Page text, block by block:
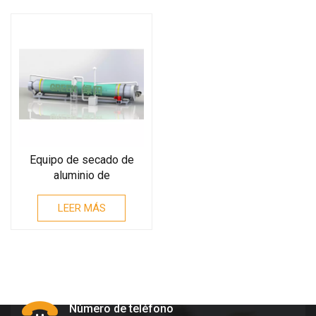
Equipo de secado de
aluminio de
metales
LEER MÁS
Número de teléfono